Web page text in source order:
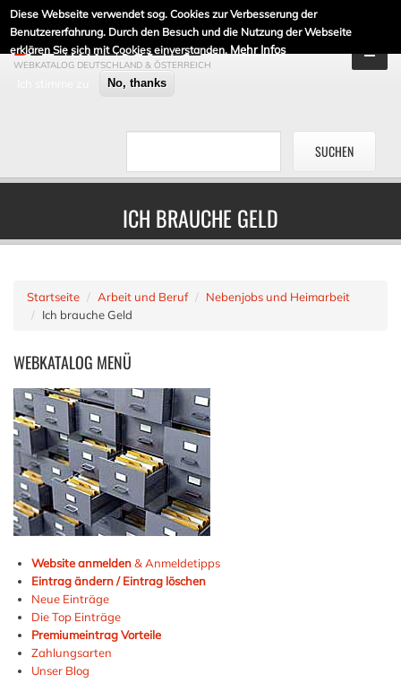
Diese Webseite verwendet sog. Cookies zur Verbesserung der
Benutzererfahrung. Durch den Besuch und die Nutzung der Webseite
erklären Sie sich mit Cookies einverstanden. Mehr Infos
No, thanks
DE-LINKLISTE.DE
WEBKATALOG DEUTSCHLAND & ÖSTERREICH
ICH BRAUCHE GELD
Startseite Arbeit und Beruf
Nebenjobs und Heimarbeit
Ich brauche Geld
WEBKATALOG MENÜ
Website anmelden& Anmeldetipps
Eintrag ändern / Eintrag löschen
Neue Einträge
Die Top Einträge
Premiumeintrag Vorteile
Zahlungsarten
Unser Blog